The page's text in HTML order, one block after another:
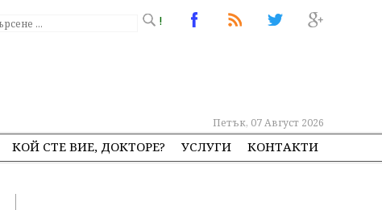
!
Петък, 07 Август 2026
КОЙ СТЕ ВИЕ, ДОКТОРЕ? УСЛУГИ КОНТАКТИ